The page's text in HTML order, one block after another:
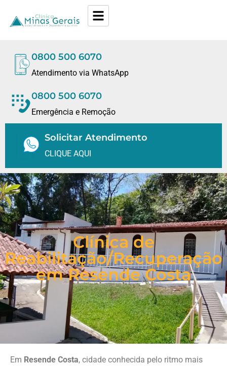
0800 500 6070
Atendimento via WhatsApp
0800 500 6070
Emergência e Remoção
Solicitar Atendimento
CLIQUE AQUI
Clínica de
Reabilitação/Recuperação
em Resende Costa
Em Resende Costa, cidade conhecida pelo ritmo mais